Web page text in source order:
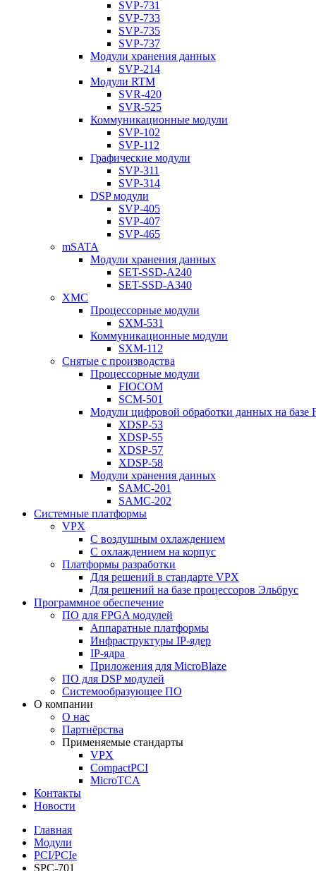
SVP-731
SVP-733
SVP-735
SVP-737
Модули хранения данных
SVP-214
Модули RTM
SVR-420
SVR-525
Коммуникационные модули
SVP-102
SVP-112
Графические модули
SVP-311
SVP-314
DSP модули
SVP-405
SVP-407
SVP-465
mSATA
Модули хранения данных
SET-SSD-A240
SET-SSD-A340
XMC
Процессорные модули
SXM-531
Коммуникационные модули
SXM-112
Снятые с производства
Процессорные модули
FIOCOM
SCM-501
Модули цифровой обработки данных на базе
XDSP-53
XDSP-55
XDSP-57
XDSP-58
Модули хранения данных
SAMC-201
SAMC-202
Системные платформы
VPX
С воздушным охлаждением
С охлаждением на корпус
Платформы разработки
Для решений в стандарте VPX
Для решений на базе процессоров Эльбрус
Программное обеспечение
ПО для FPGA модулей
Аппаратные платформы
Инфраструктуры IP-ядер
IP-ядра
Приложения для MicroBlaze
ПО для DSP модулей
Системообразующее ПО
О компании
О нас
Партнёрства
Применяемые стандарты
VPX
CompactPCI
MicroTCA
Контакты
Новости
Главная
Модули
PCI/PCIe
SPC-701